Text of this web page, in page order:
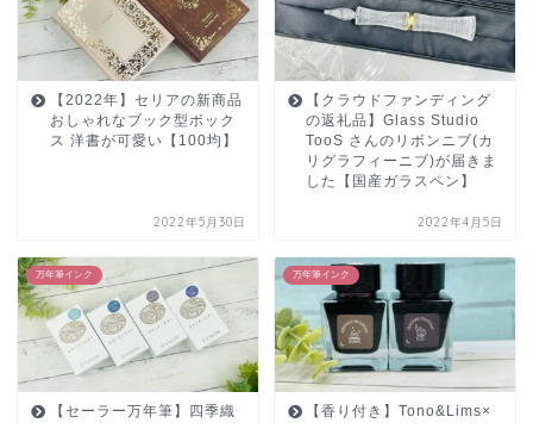
【2022年】セリアの新商品
おしゃれなブック型ボック
ス 洋書が可愛い【100均】
2022年5月30日
【クラウドファンディング
の返礼品】Glass Studio
TooS さんのリボンニブ(カ
リグラフィーニブ)が届きま
した【国産ガラスペン】
2022年4月5日
万年筆インク
【セーラー万年筆】四季織
万年筆インク
【香り付き】Tono&Lims×